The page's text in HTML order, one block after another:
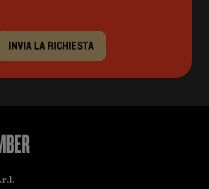
INVIA LA RICHIESTA